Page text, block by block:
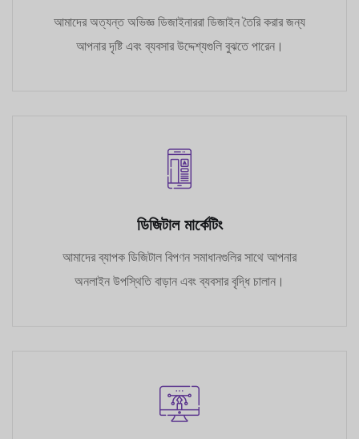
আমাদের অত্যন্ত অভিজ্ঞ ডিজাইনাররা ডিজাইন তৈরি করার জন্য
আপনার দৃষ্টি এবং ব্যবসার উদ্দেশ্যগুলি বুঝতে পারেন।
ডিজিটাল মার্কেটিং
আমাদের ব্যাপক ডিজিটাল বিপণন সমাধানগুলির সাথে আপনার
অনলাইন উপস্থিতি বাড়ান এবং ব্যবসার বৃদ্ধি চালান।